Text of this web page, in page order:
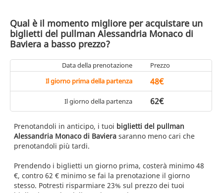
Qual è il momento migliore per acquistare un
biglietti del pullman Alessandria Monaco di
Baviera a basso prezzo?
Data della prenotazione
Prezzo
Il giorno prima della partenza
48€
Il giorno della partenza 62€
Prenotandoli in anticipo, i tuoi biglietti del pullman
Alessandria Monaco di Baviera saranno meno cari che
prenotandoli più tardi.
Prendendo i biglietti un giorno prima, costerà minimo 48
€, contro 62 € minimo se fai la prenotazione il giorno
stesso. Potresti risparmiare 23% sul prezzo dei tuoi